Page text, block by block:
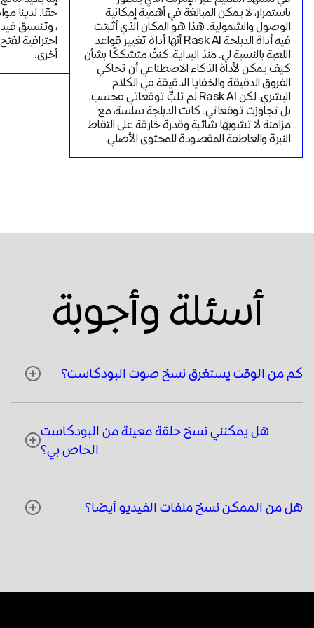
النبرة والعاطفة المقصودة للمحتوى الأصلي.
أخرى.
أسئلة وأجوبة
كم من الوقت يستغرق نسخ صوت البودكاست؟
هل يمكنني نسخ حلقة معينة من البودكاست
الخاص بي؟
هل من الممكن نسخ ملفات الفيديو أيضا؟